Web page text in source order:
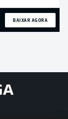
BAIXAR AGORA